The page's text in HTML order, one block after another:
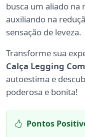
busca um aliado na
auxiliando na
sensação de leveza.
Transforme sua
Calça Legging
autoestima e
poderosa e bonita!
Pontos